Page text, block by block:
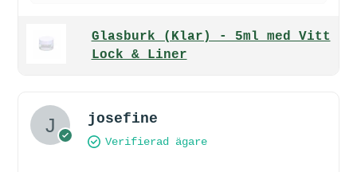
Glasburk (Klar) - 5ml med Vitt
Lock & Liner
josefine
Verifierad ägare